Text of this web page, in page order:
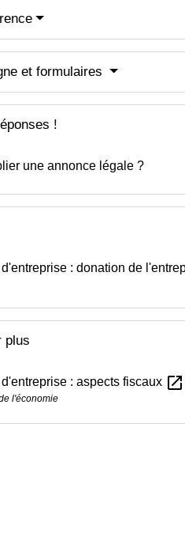
et formulaires
!
une annonce légale ?
: donation de
plus
: aspects fiscaux open_in_new
l'économie